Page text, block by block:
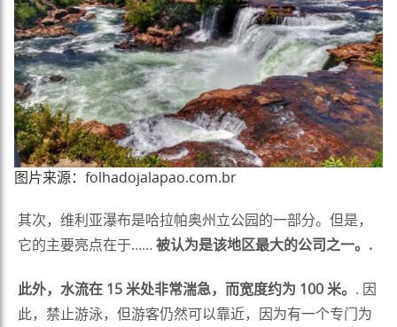
图片来源：folhadojalapao.com.br
其次，维利亚瀑布是哈拉帕奥州立公园的一部分。但是，
它的主要亮点在于…… 被认为是该地区最大的公司之一。.
此外，水流在 15 米处非常湍急，而宽度约为 100 米。 . 因
此，禁止游泳，但游客仍然可以靠近，因为有一个专门为